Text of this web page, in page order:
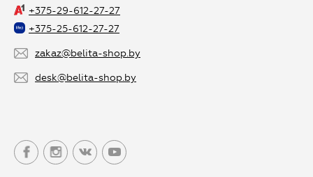
+375-29-612-27-27
+375-25-612-27-27
zakaz@belita-shop.by
desk@belita-shop.by